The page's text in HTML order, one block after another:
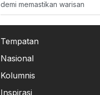
demi memastikan warisan
Tempatan
Nasional
Kolumnis
Inspirasi